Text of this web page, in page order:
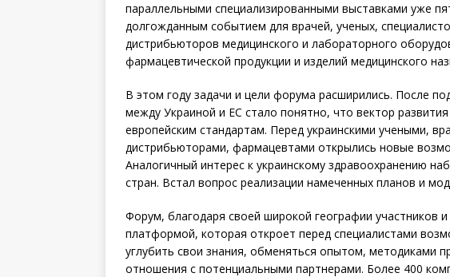
параллельными специализированными выставками уже
долгожданным событием для врачей, ученых,
дистрибьюторов медицинского и лабораторного
фармацевтической продукции и изделий медицинского
В этом году задачи и цели форума расширились. После
между Украиной и ЕС стало понятно, что вектор
европейским стандартам. Перед украинскими учеными,
дистрибьюторами, фармацевтами открылись новые
Аналогичный интерес к украинскому здравоохранению
стран. Встал вопрос реализации намеченных планов и
Форум, благодаря своей широкой географии участников
платформой, которая откроет перед специалистами
углубить свои знания, обменяться опытом, методиками
отношения с потенциальными партнерами. Более 400